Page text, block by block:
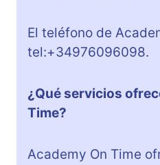
El teléfono de
tel:+34976096098.
¿Qué servicios
Time?
Academy On Time